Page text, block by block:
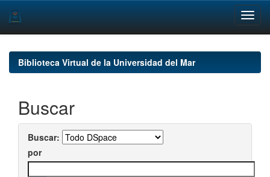
navigationBiblioteca Virtual de la Universidad del Mar
Buscar
Buscar:
por